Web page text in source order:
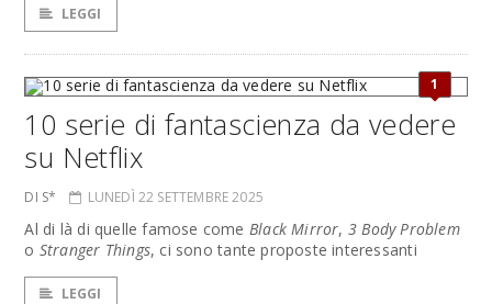
LEGGI
1
10 serie di fantascienza da vedere
su Netflix
DI S* LUNEDÌ 22 SETTEMBRE 2025
Al di là di quelle famose come Black Mirror, 3 Body Problem
o Stranger Things, ci sono tante proposte interessanti
LEGGI